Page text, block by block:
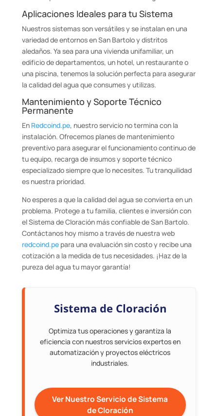
Aplicaciones Ideales para tu Sistema
Nuestros sistemas son versátiles y se instalan en una
variedad de entornos en San Bartolo y distritos
aledaños. Ya sea para una vivienda unifamiliar, un
edificio de departamentos, un hotel, un restaurante o
una piscina, tenemos la solución perfecta para asegurar
la calidad del agua que consumes y utilizas.
Mantenimiento y Soporte Técnico
Permanente
En Redcoind.pe, nuestro servicio no termina con la
instalación. Ofrecemos planes de mantenimiento
preventivo para asegurar el funcionamiento continuo de
tu equipo, recarga de insumos y soporte técnico
especializado siempre que lo necesites. Tu tranquilidad
es nuestra prioridad.
No esperes a que la calidad del agua se convierta en un
problema. Protege a tu familia, clientes e inversión con
el Sistema de Cloración más confiable de San Bartolo.
Contáctanos hoy mismo a través de nuestra web
redcoind.pepara una evaluación sin costo y recibe una
cotización a la medida de tus necesidades. ¡Haz de la
pureza del agua tu mayor garantía!
Sistema de Cloración
Optimiza tus operaciones y garantiza la
eficiencia con nuestros servicios expertos en
automatización y proyectos eléctricos
industriales.
Ver Nuestro Servicio de Sistema
de Cloración